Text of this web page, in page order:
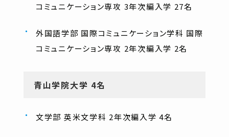
コミュニケーション専攻 3年次編入学 27名
外国語学部 国際コミュニケーション学科 国際
コミュニケーション専攻 2年次編入学 2名
青山学院大学 4名
文学部 英米文学科 2年次編入学 4名